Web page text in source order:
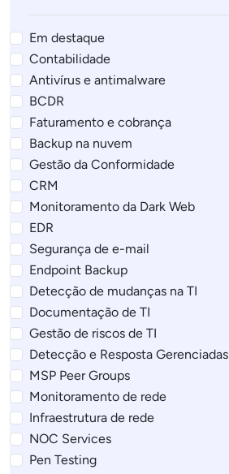
Em destaque
Contabilidade
Antivírus e antimalware
BCDR
Faturamento e cobrança
Backup na nuvem
Gestão da Conformidade
CRM
Monitoramento da Dark Web
EDR
Segurança de e-mail
Endpoint Backup
Detecção de mudanças na TI
Documentação de TI
Gestão de riscos de TI
Detecção e Resposta Gerenciadas
MSP Peer Groups
Monitoramento de rede
Infraestrutura de rede
NOC Services
Pen Testing